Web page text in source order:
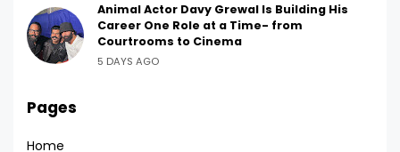
Animal Actor Davy Grewal Is Building His
Career One Role at a Time- from
Courtrooms to Cinema
5 DAYS AGO
Pages
Home